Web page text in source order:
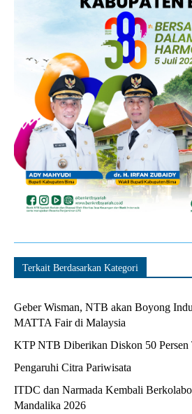
Terkait Berdasarkan Kategori
Geber Wisman, NTB akan Boyong
MATTA Fair di Malaysia
KTP NTB Diberikan Diskon 50 Persen
Pengaruhi Citra Pariwisata
ITDC dan Narmada Kembali
Mandalika 2026